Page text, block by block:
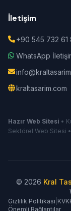
İletişim
+90 545 732 61
WhatsApp
kraltasarim.com
Hazır Web Sitesi •
Sektörel Web Sitesi •
© 2026 Kral
Gizlilik Politikası
Önemli Bağlantılar